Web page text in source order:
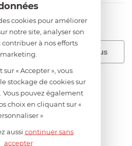
cookies pour améliorer
notre site, analyser son
à nos efforts
marketing.
« Accepter », vous
stockage de cookies sur
Vous pouvez également
choix en cliquant sur «
»
aussi continuer sans
accepter